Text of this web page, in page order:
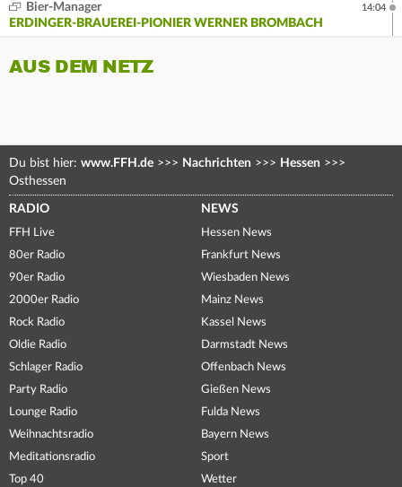
Bier-Manager
ERDINGER-BRAUEREI-PIONIER WERNER BROMBACH
14:04
AUS DEM NETZ
Du bist hier: www.FFH.de >>> Nachrichten >>> Hessen >>>
Osthessen
RADIO
FFH Live
80er Radio
90er Radio
2000er Radio
Rock Radio
Oldie Radio
Schlager Radio
Party Radio
Lounge Radio
Weihnachtsradio
Meditationsradio
Top 40
NEWS
Hessen News
Frankfurt News
Wiesbaden News
Mainz News
Kassel News
Darmstadt News
Offenbach News
Gießen News
Fulda News
Bayern News
Sport
Wetter